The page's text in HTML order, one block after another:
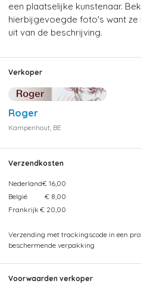
een plaatselijke kunstenaar.
hierbijgevoegde foto's want ze
uit van de beschrijving.
Verkoper
Roger
Kampenhout, BE
Verzendkosten
Nederland€ 16,00
België
€ 8,00
Frankrijk € 20,00
Verzending met trackingscode in een
beschermende verpakking
Voorwaarden verkoper